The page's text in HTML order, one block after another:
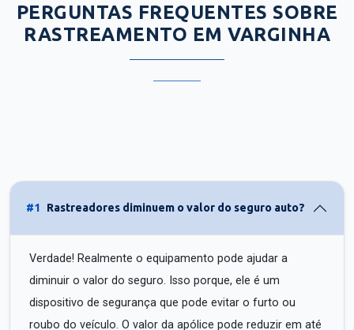
PERGUNTAS FREQUENTES SOBRE
RASTREAMENTO EM VARGINHA
#1 Rastreadores diminuem o valor do seguro auto?
Verdade! Realmente o equipamento pode ajudar a
diminuir o valor do seguro. Isso porque, ele é um
dispositivo de segurança que pode evitar o furto ou
roubo do veículo. O valor da apólice pode reduzir em até